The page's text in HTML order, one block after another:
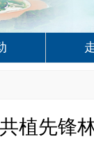
植先锋